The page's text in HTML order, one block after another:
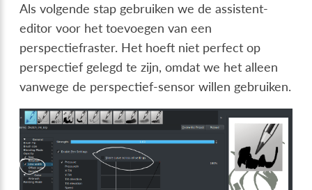
Als volgende stap gebruiken we de assistent-
editor voor het toevoegen van een
perspectiefraster. Het hoeft niet perfect op
perspectief gelegd te zijn, omdat we het alleen
vanwege de perspectief-sensor willen gebruiken.